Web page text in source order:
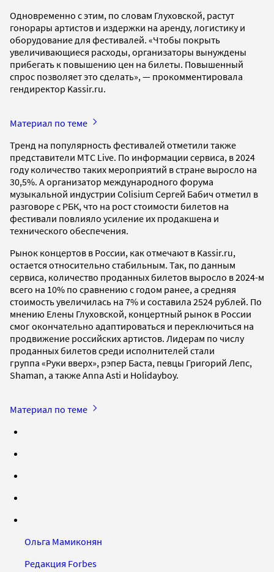
Одновременно с этим, по словам Глуховской, растут
гонорары артистов и издержки на аренду, логистику и
оборудование для фестивалей. «Чтобы покрыть
увеличивающиеся расходы, организаторы вынуждены
прибегать к повышению цен на билеты. Повышенный
спрос позволяет это сделать», — прокомментировала
гендиректор Kassir.ru.
Материал по теме
Тренд на популярность фестивалей отметили также
представители МТС Live. По информации сервиса, в 2024
году количество таких мероприятий в стране выросло на
30,5%. А организатор международного форума
музыкальной индустрии Colisium Сергей Бабич отметил в
разговоре с РБК, что на рост стоимости билетов на
фестивали повлияло усиление их продакшена и
технического обеспечения.
Рынок концертов в России, как отмечают в Kassir.ru,
остается относительно стабильным. Так, по данным
сервиса, количество проданных билетов выросло в 2024-м
всего на 10% по сравнению с годом ранее, а средняя
стоимость увеличилась на 7% и составила 2524 рублей. По
мнению Елены Глуховской, концертный рынок в России
смог окончательно адаптироваться и переключиться на
продвижение российских артистов. Лидерам по числу
проданных билетов среди исполнителей стали
группа «Руки вверх», рэпер Баста, певцы Григорий Лепс,
Shaman, а также Anna Asti и Holidayboy.
Материал по теме
Ольга Мамиконян
Редакция Forbes